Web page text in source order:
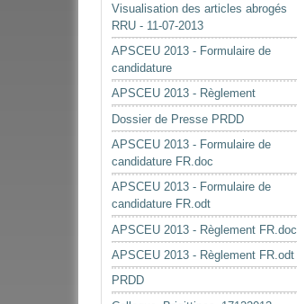
Visualisation des articles abrogés
RRU - 11-07-2013
APSCEU 2013 - Formulaire de
candidature
APSCEU 2013 - Règlement
Dossier de Presse PRDD
APSCEU 2013 - Formulaire de
candidature FR.doc
APSCEU 2013 - Formulaire de
candidature FR.odt
APSCEU 2013 - Règlement FR.doc
APSCEU 2013 - Règlement FR.odt
PRDD